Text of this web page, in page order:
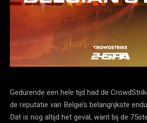
Gedurende een hele tijd had de
de reputatie van België’s belangrijkste
Dat is nog altijd het geval, want bij de